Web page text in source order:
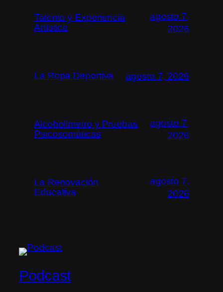
Talento y Experiencia
Artística
agosto 7,
2026
La Ropa Deportiva agosto 7, 2026
Alcoholímetro y Pruebas
Psicosomáticas
agosto 7,
2026
La Renovación
Educativa
agosto 7,
2026
Podcast